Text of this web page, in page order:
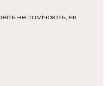
не помічають, як